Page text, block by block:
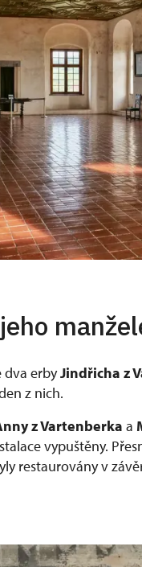
s cizinkou
vraždu sestry
ruku do ohně
dva erbyJindřicha z
z nich.
z Vartenberka a
vypuštěny.
restaurovány v